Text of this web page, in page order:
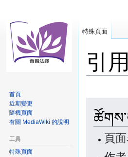
引
頁
特殊頁面
首頁
近期變更
隨機頁面
有關 MediaWiki 的說明
工具
特殊頁面